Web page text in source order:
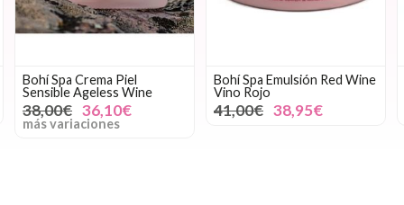
Bohí Spa Crema Piel
Sensible Ageless Wine
38,00€ 36,10€
más variaciones
Bohí Spa Emulsión Red Wine
Vino Rojo
41,00€ 38,95€